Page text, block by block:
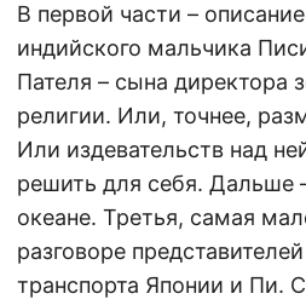
В первой части –
индийского мальчика
Пателя – сына директора
религии. Или, точнее,
Или издевательств над
решить для себя. Дальше
океане. Третья, самая
разговоре
транспорта Японии и Пи.